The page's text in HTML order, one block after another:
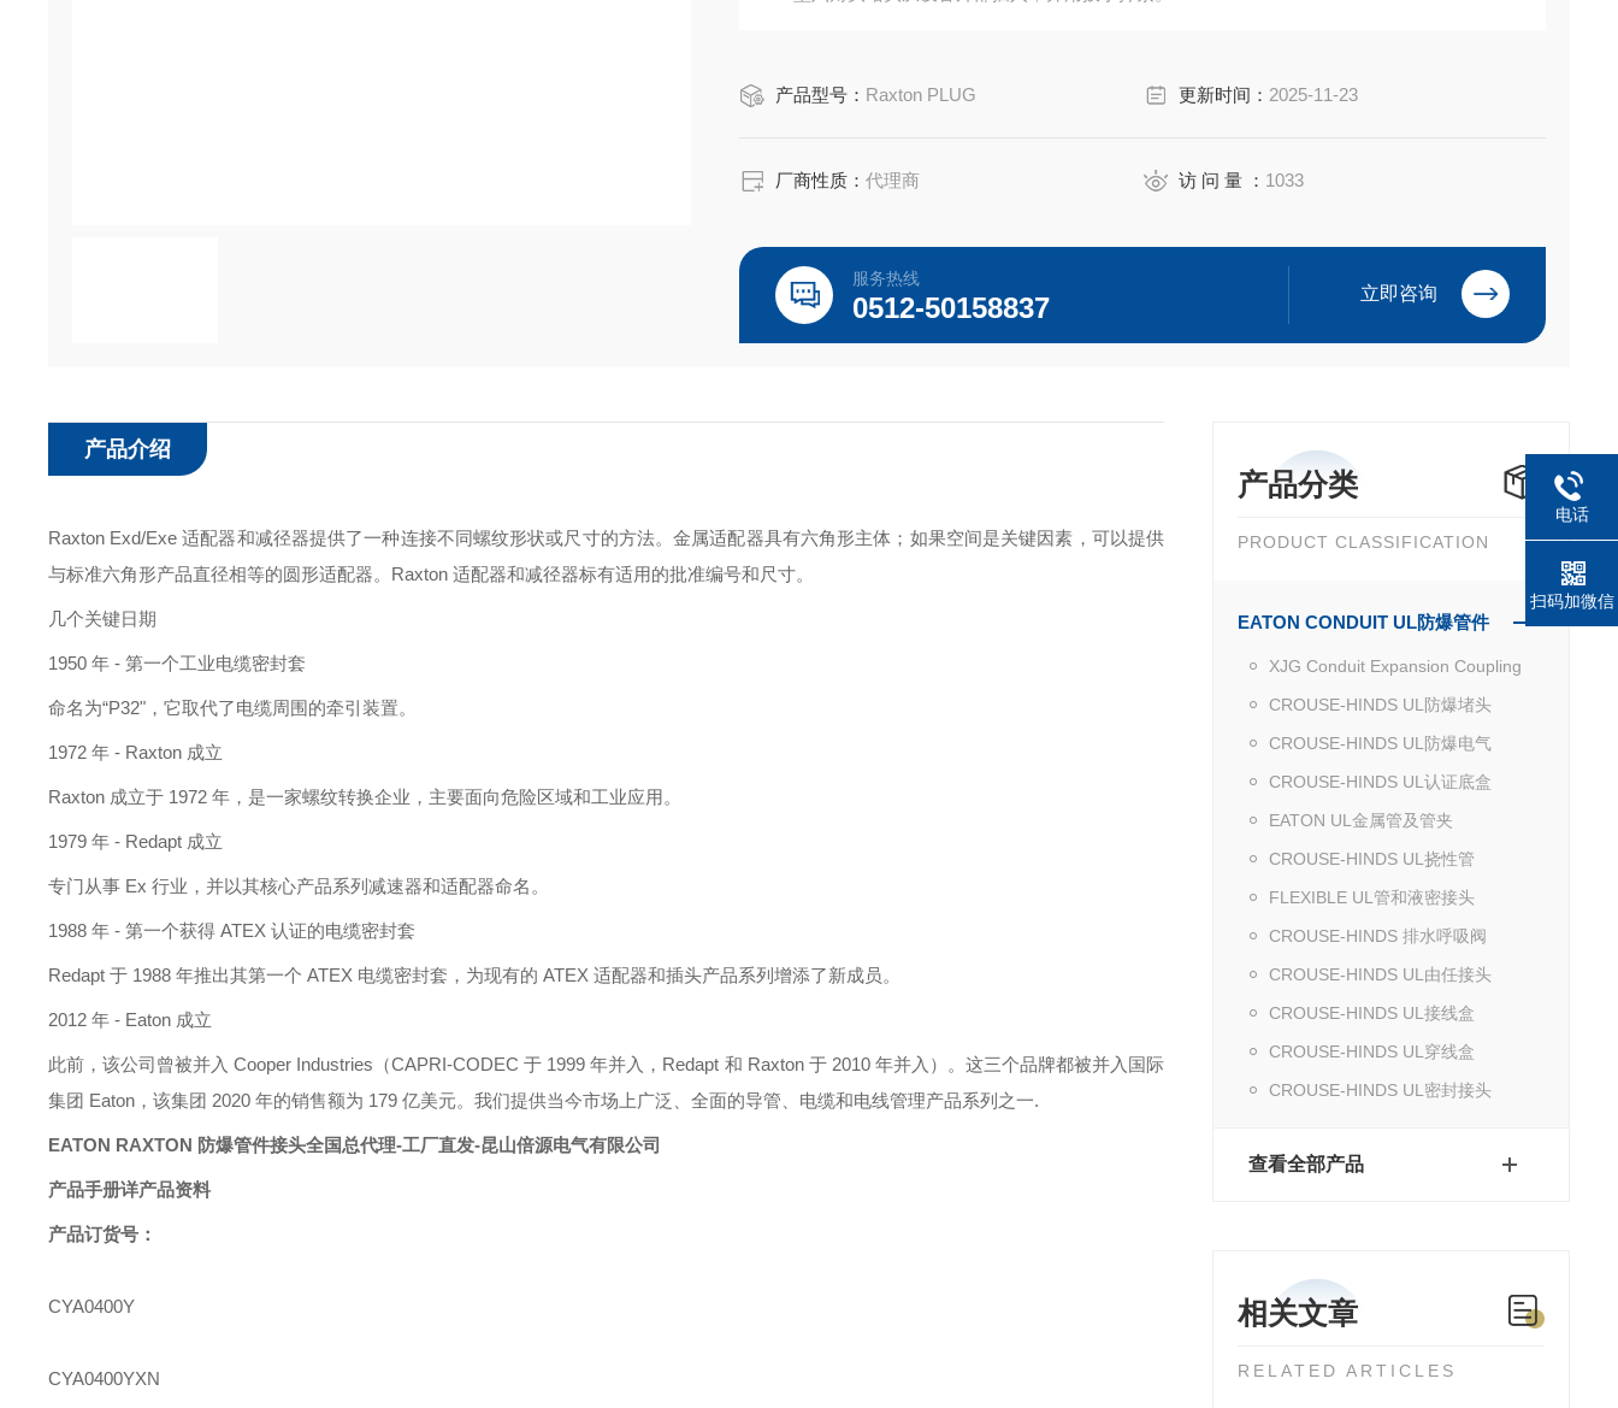
认证。CY 型堵头不适用于采矿应用。
产品型号： Raxton PLUG 更新时间： 2025-11-23
厂商性质：代理商 访 问 量 ： 1033
服务热线
0512-50158837 立即咨询
产品分类
PRODUCT CLASSIFICATION
EATON CONDUIT UL防爆管件
XJG Conduit Expansion Coupling
CROUSE-HINDS UL防爆堵头
CROUSE-HINDS UL防爆电气
CROUSE-HINDS UL认证底盒
EATON UL金属管及管夹
CROUSE-HINDS UL挠性管
FLEXIBLE UL管和液密接头
CROUSE-HINDS 排水呼吸阀
CROUSE-HINDS UL由任接头
CROUSE-HINDS UL接线盒
CROUSE-HINDS UL穿线盒
CROUSE-HINDS UL密封接头
查看全部产品
相关文章
RELATED ARTICLES
产品介绍
Raxton Exd/Exe 适配器和减径器提供了一种连接不同螺纹形状或尺寸的方法。金属适配器具有六角形主体；如果空间是关键因素，可以提供
与标准六角形产品直径相等的圆形适配器。Raxton 适配器和减径器标有适用的批准编号和尺寸。
几个关键日期
1950 年 - 第一个工业电缆密封套
命名为“P32"，它取代了电缆周围的牵引装置。
1972 年 - Raxton 成立
Raxton 成立于 1972 年，是一家螺纹转换企业，主要面向危险区域和工业应用。
1979 年 - Redapt 成立
专门从事 Ex 行业，并以其核心产品系列减速器和适配器命名。
1988 年 - 第一个获得 ATEX 认证的电缆密封套
Redapt 于 1988 年推出其第一个 ATEX 电缆密封套，为现有的 ATEX 适配器和插头产品系列增添了新成员。
2012 年 - Eaton 成立
此前，该公司曾被并入 Cooper Industries（CAPRI-CODEC 于 1999 年并入，Redapt 和 Raxton 于 2010 年并入）。这三个品牌都被并入国际
集团 Eaton，该集团 2020 年的销售额为 179 亿美元。我们提供当今市场上广泛、全面的导管、电缆和电线管理产品系列之一.
EATON RAXTON 防爆管件接头全国总代理-工厂直发-昆山倍源电气有限公司
产品手册详产品资料
产品订货号：
CYA0400Y
CYA0400YXN
电话
扫码加微信